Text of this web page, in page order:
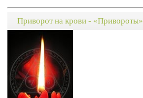
Приворот на крови - «Привороты»